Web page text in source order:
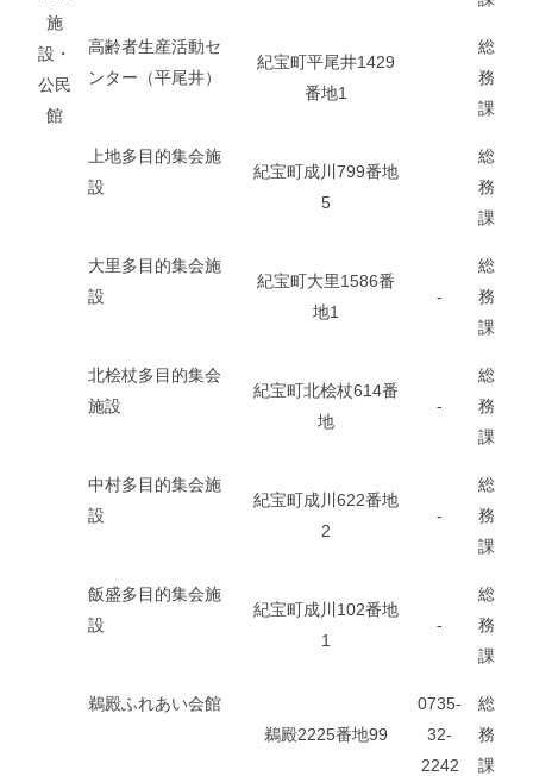
施
設・
公民
館
高齢者生産活動セ
ンター（平尾井）
紀宝町平尾井1429
番地1
総
務
課
上地多目的集会施
設
紀宝町成川799番地
5
総
務
課
大里多目的集会施
設
紀宝町大里1586番
地1
-
総
務
課
北桧杖多目的集会
施設
紀宝町北桧杖614番
地
-
総
務
課
中村多目的集会施
設
紀宝町成川622番地
2
-
総
務
課
飯盛多目的集会施
設
紀宝町成川102番地
1
-
総
務
課
鵜殿ふれあい会館
鵜殿2225番地99
0735-
32-
2242
総
務
課